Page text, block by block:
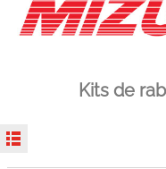
Kits de